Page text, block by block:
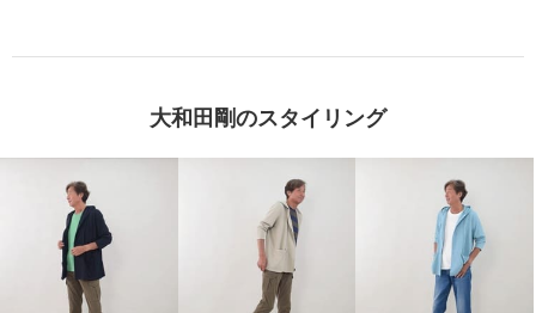
大和田剛のスタイリング